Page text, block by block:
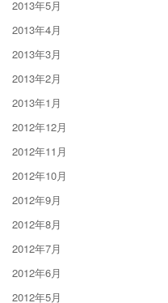
2013年5月
2013年4月
2013年3月
2013年2月
2013年1月
2012年12月
2012年11月
2012年10月
2012年9月
2012年8月
2012年7月
2012年6月
2012年5月